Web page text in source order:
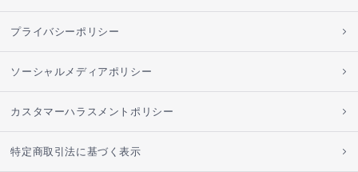
プライバシーポリシー
ソーシャルメディアポリシー
カスタマーハラスメントポリシー
特定商取引法に基づく表示